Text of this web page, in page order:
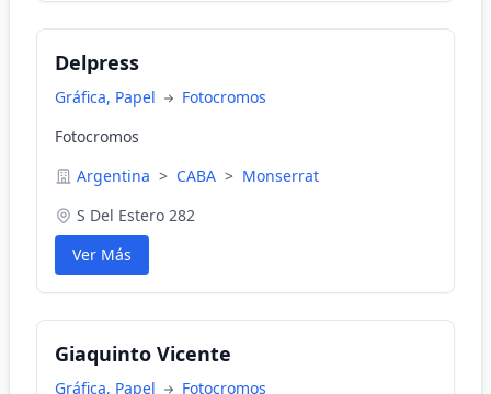
Delpress
Gráfica, Papel
Fotocromos
Fotocromos
Argentina > CABA > Monserrat
S Del Estero 282
Ver Más
Giaquinto Vicente
Gráfica, Papel
Fotocromos